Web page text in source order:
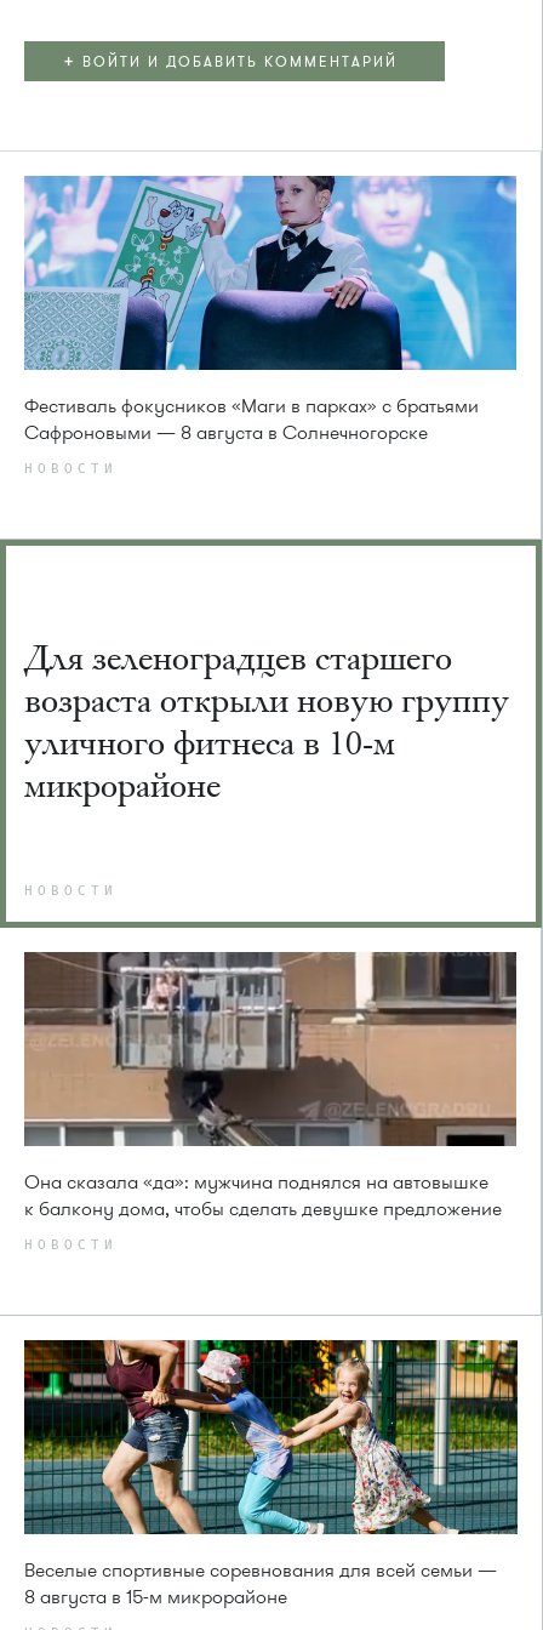
+ ВОЙТИ И ДОБАВИТЬ КОММЕНТАРИЙ
Фестиваль фокусников «Маги в парках» с братьями
Сафроновыми — 8 августа в Солнечногорске
НОВОСТИ
Для зеленоградцев старшего
возраста открыли новую группу
уличного фитнеса в 10-м
микрорайоне
НОВОСТИ
Она сказала «да»: мужчина поднялся на автовышке
к балкону дома, чтобы сделать девушке предложение
НОВОСТИ
Веселые спортивные соревнования для всей семьи —
8 августа в 15-м микрорайоне